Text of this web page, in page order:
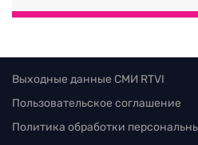
Выходные данные СМИ RTVI
Пользовательское соглашение
Политика обработки